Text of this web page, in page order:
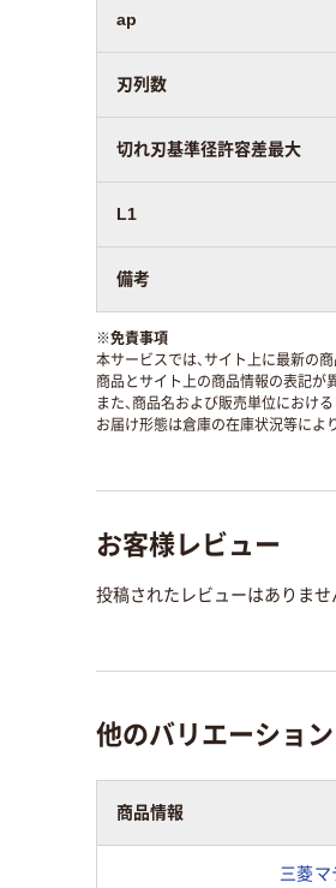
ap
刃列数
切れ刃基準径許容差最大
L1
備考
※免責事項
本サービスでは、サイト上に最新の
商品とサイト上の商品情報の表記が
また、商品名および販売単位におけ
お届け形態は倉庫の在庫状況等によ
お客様レビュー
投稿されたレビューはありませ
他のバリエーション
商品情報
三菱マ